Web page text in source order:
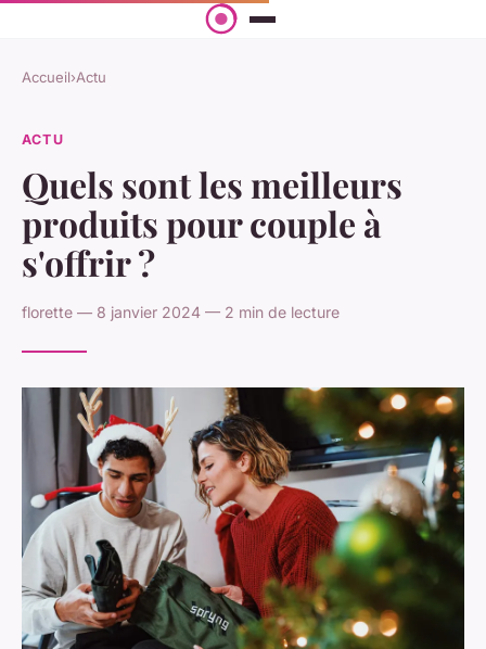
Accueil›Actu
ACTU
Quels sont les meilleurs
produits pour couple à
s'offrir ?
florette — 8 janvier 2024 — 2 min de lecture